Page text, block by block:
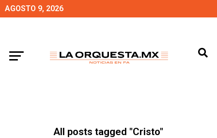
AGOSTO 9, 2026
All posts tagged "Cristo"